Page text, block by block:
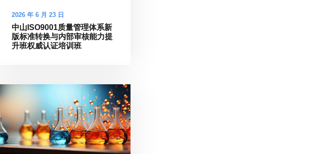
2026 年 6 月 23 日
中山ISO9001质量管理体系新
版标准转换与内部审核能力提
升班权威认证培训班